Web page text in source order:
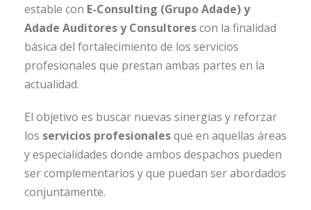
estable con E-Consulting (Grupo Adade) y
Adade Auditores y Consultorescon la finalidad
básica del fortalecimiento de los servicios
profesionales que prestan ambas partes en la
actualidad.
El objetivo es buscar nuevas sinergias y reforzar
los servicios profesionalesque en aquellas áreas
y especialidades donde ambos despachos pueden
ser complementarios y que puedan ser abordados
conjuntamente.